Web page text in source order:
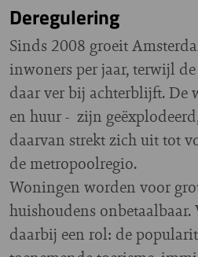
Deregulering
Sinds 2008 groeit
inwoners per jaar, terwijl
daar ver bij achterblijft. De
en huur - zijn
daarvan strekt zich uit tot
de metropoolregio.
Woningen worden voor
huishoudens onbetaalbaar.
daarbij een rol: de